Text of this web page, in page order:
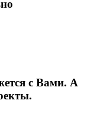
с Вами. А